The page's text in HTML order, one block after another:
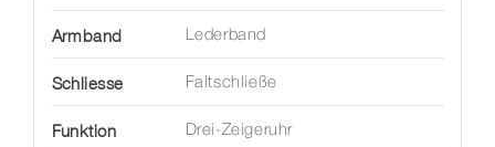
Armband Lederband
Schliesse Faltschließe
Funktion Drei-Zeigeruhr